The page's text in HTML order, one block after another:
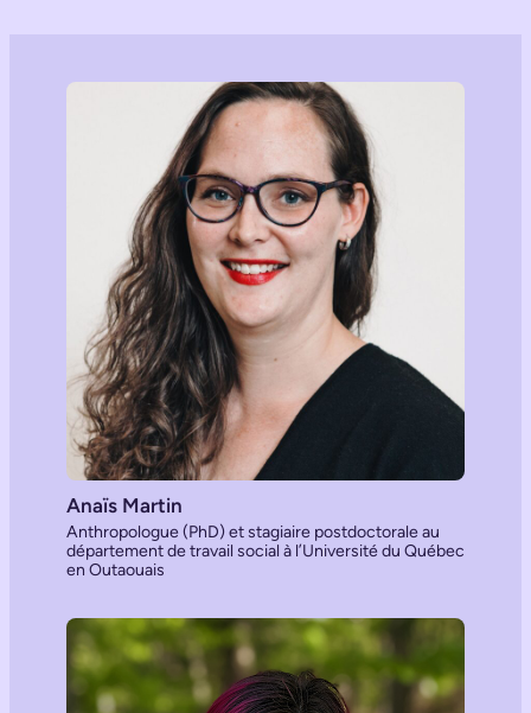
Anaïs Martin
Anthropologue (PhD) et stagiaire postdoctorale au
département de travail social à l’Université du Québec
en Outaouais